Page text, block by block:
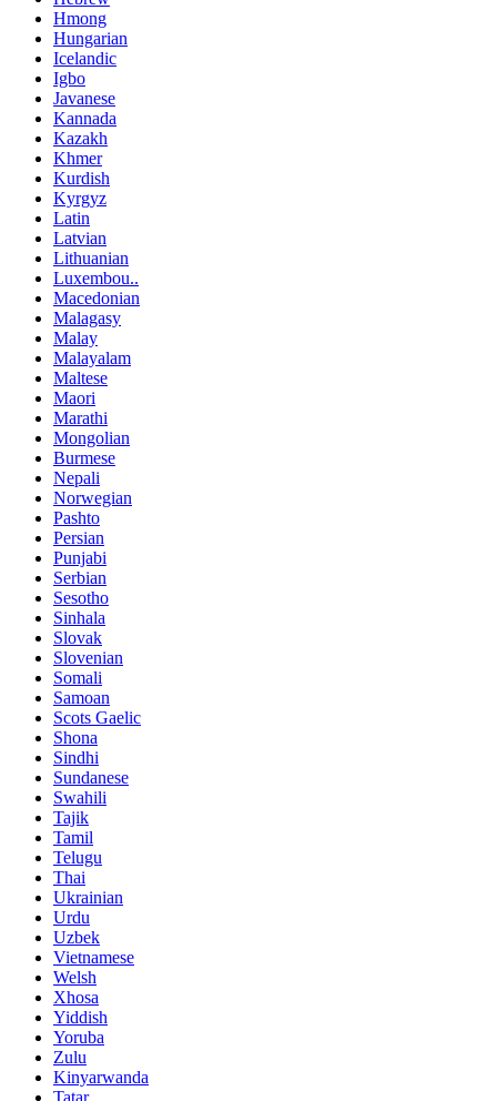
Hmong
Hungarian
Icelandic
Igbo
Javanese
Kannada
Kazakh
Khmer
Kurdish
Kyrgyz
Latin
Latvian
Lithuanian
Luxembou..
Macedonian
Malagasy
Malay
Malayalam
Maltese
Maori
Marathi
Mongolian
Burmese
Nepali
Norwegian
Pashto
Persian
Punjabi
Serbian
Sesotho
Sinhala
Slovak
Slovenian
Somali
Samoan
Scots Gaelic
Shona
Sindhi
Sundanese
Swahili
Tajik
Tamil
Telugu
Thai
Ukrainian
Urdu
Uzbek
Vietnamese
Welsh
Xhosa
Yiddish
Yoruba
Zulu
Kinyarwanda
Tatar